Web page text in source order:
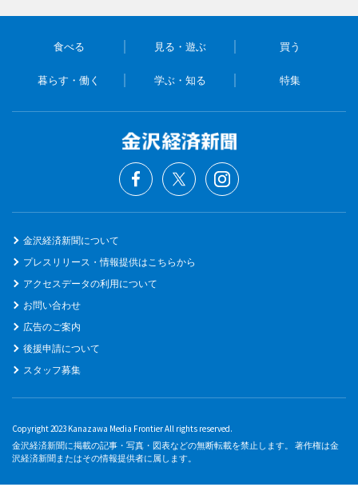
食べる 見る・遊ぶ 買う
暮らす・働く 学ぶ・知る 特集
金沢経済新聞について
プレスリリース・情報提供はこちらから
アクセスデータの利用について
お問い合わせ
広告のご案内
後援申請について
スタッフ募集
Copyright 2023 Kanazawa Media Frontier All rights reserved.
金沢経済新聞に掲載の記事・写真・図表などの無断転載を禁止します。 著作権は金
沢経済新聞またはその情報提供者に属します。